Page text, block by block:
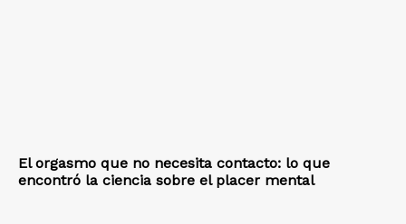
El orgasmo que no necesita contacto: lo que
encontró la ciencia sobre el placer mental